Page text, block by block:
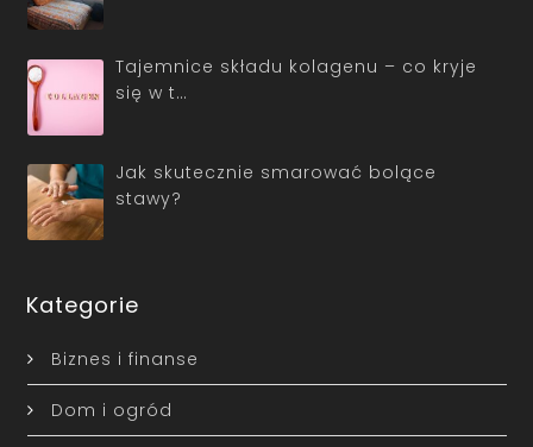
Tajemnice składu kolagenu – co kryje
się w t…
Jak skutecznie smarować bolące
stawy?
Kategorie
Biznes i finanse
Dom i ogród